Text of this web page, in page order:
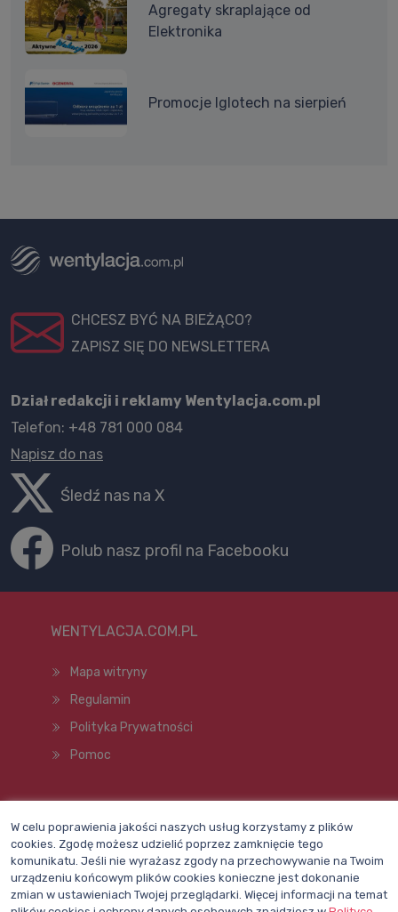
Agregaty skraplające od
Elektronika
Promocje Iglotech na sierpień
CHCESZ BYĆ NA BIEŻĄCO?
ZAPISZ SIĘ DO NEWSLETTERA
Dział redakcji i reklamy Wentylacja.com.pl
Telefon: +48 781 000 084
Napisz do nas
Śledź nas na X
Polub nasz profil na Facebooku
WENTYLACJA.COM.PL
Mapa witryny
Regulamin
Polityka Prywatności
Pomoc
W celu poprawienia jakości naszych usług korzystamy z plików
cookies. Zgodę możesz udzielić poprzez zamknięcie tego
komunikatu. Jeśli nie wyrażasz zgody na przechowywanie na Twoim
urządzeniu końcowym plików cookies konieczne jest dokonanie
zmian w ustawieniach Twojej przeglądarki. Więcej informacji na temat